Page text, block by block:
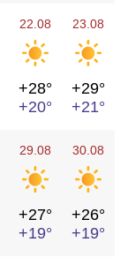
22.08
+28°
+20°
23.08
+29°
+21°
29.08
+27°
+19°
30.08
+26°
+19°